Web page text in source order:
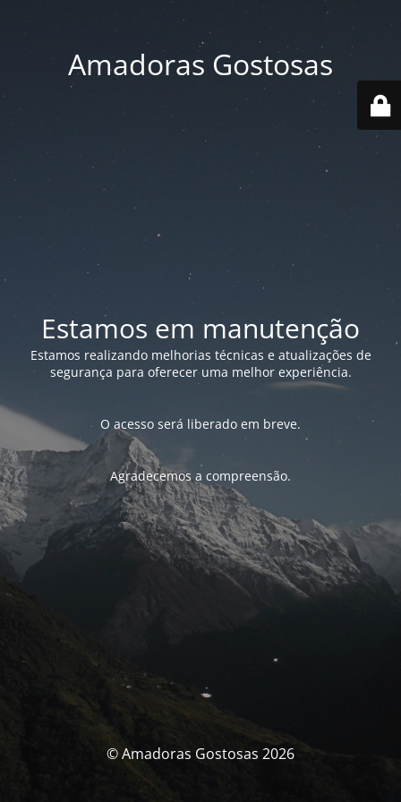
Amadoras Gostosas
Estamos em manutenção
Estamos realizando melhorias técnicas e atualizações de
segurança para oferecer uma melhor experiência.
O acesso será liberado em breve.
Agradecemos a compreensão.
© Amadoras Gostosas 2026